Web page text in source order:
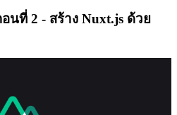
นที่ 2 - สร้าง Nuxt.js ด้วย